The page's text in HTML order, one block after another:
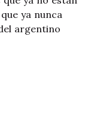
ya nunca
argentino